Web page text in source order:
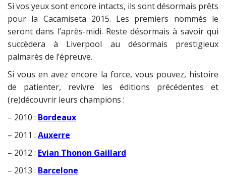
Si vos yeux sont encore intacts, ils sont désormais prêts
pour la Cacamiseta 2015. Les premiers nommés le
seront dans l’après-midi. Reste désormais à savoir qui
succèdera à Liverpool au désormais prestigieux
palmarès de l’épreuve.
Si vous en avez encore la force, vous pouvez, histoire
de patienter, revivre les éditions précédentes et
(re)découvrir leurs champions :
– 2010 : Bordeaux
– 2011 : Auxerre
– 2012 : Evian Thonon Gaillard
– 2013 : Barcelone